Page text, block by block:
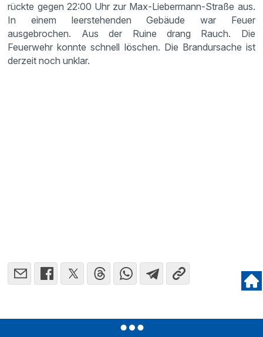
rückte gegen 22:00 Uhr zur Max-Liebermann-Straße aus.
In einem leerstehenden Gebäude war Feuer
ausgebrochen. Aus der Ruine drang Rauch. Die
Feuerwehr konnte schnell löschen. Die Brandursache ist
derzeit noch unklar.